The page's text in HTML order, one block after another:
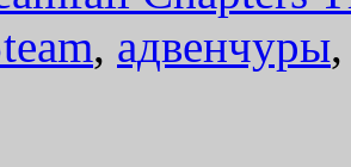
, адвенчуры